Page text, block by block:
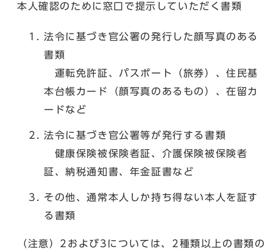
本人確認のために窓口で提示していただく書類
法令に基づき官公署の発行した顔写真のある
書類
運転免許証、パスポート（旅券）、住民基
本台帳カード（顔写真のあるもの）、在留カ
ードなど
法令に基づき官公署等が発行する書類
健康保険被保険者証、介護保険被保険者
証、納税通知書、年金証書など
その他、通常本人しか持ち得ない本人を証す
る書類
（注意）2および3については、2種類以上の書類の